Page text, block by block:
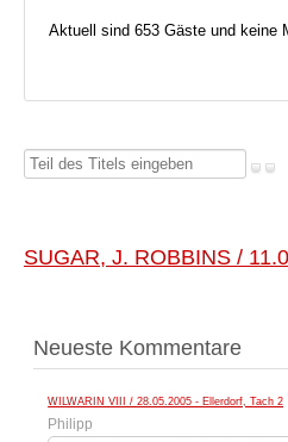
Aktuell sind 653 Gäste und keine
Teil
eingeben
SUGAR, J. ROBBINS /
Neueste Kommentare
WILWARIN VIII / 28.05.2005 - Ellerdorf, Tach 2
Philipp